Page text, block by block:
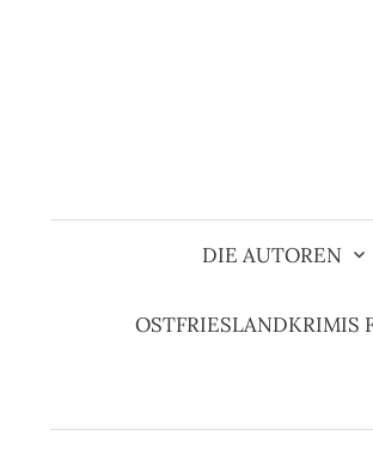
DIE AUTOREN
OSTFRIESLANDKRIMIS